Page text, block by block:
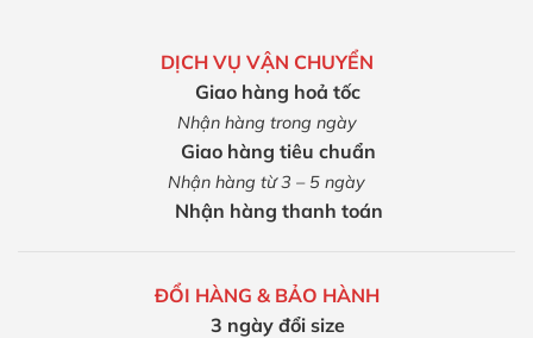
DỊCH VỤ VẬN CHUYỂN
Giao hàng hoả tốc
Nhận hàng trong ngày
Giao hàng tiêu chuẩn
Nhận hàng từ 3 – 5 ngày
Nhận hàng thanh toán
ĐỔI HÀNG & BẢO HÀNH
3 ngày đổi size